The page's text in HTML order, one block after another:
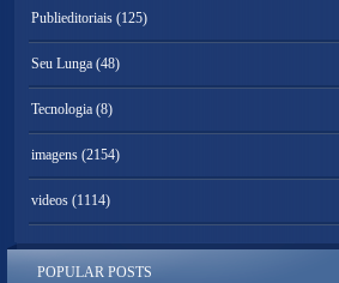
Publieditoriais (125)
Seu Lunga (48)
Tecnologia (8)
imagens (2154)
videos (1114)
POPULAR POSTS